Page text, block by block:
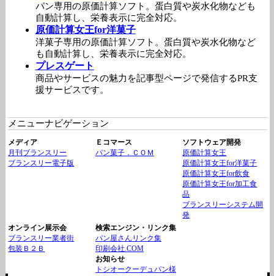
パン専用の原価計算ソフト。蛋白質や炭水化物なども
自動計算し、栄養表示に完全対応。
原価計算女王for洋菓子
洋菓子専用の原価計算ソフト。蛋白質や炭水化物など
も自動計算し、栄養表示に完全対応。
プレスゲート
商品やサービスの魅力を記事型ページで発信するPR支
援サービスです。
メニューナビゲーション
メディア
月刊ブランスリー
ブランスリー電子版
Ｅコマース
パン菓子．ＣＯＭ
ソフトウェア開発
原価計算女王
原価計算女王for洋菓子
原価計算女王for飲食
原価計算女王for加工食
品
ブランスリーシステム開
発
オンライン展示会
ブランスリー業者街
包装Ｂ２Ｂ
検索エンジン・リンク集
パン屋さんリンク集
印刷会社.COM
お知らせ
トシオークーデュパン様